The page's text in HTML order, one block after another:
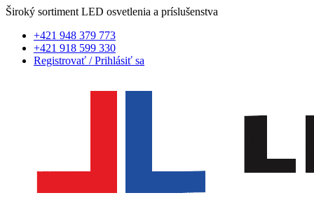
Široký sortiment LED osvetlenia a príslušenstva
+421 948 379 773
+421 918 599 330
Registrovať /Prihlásiť sa